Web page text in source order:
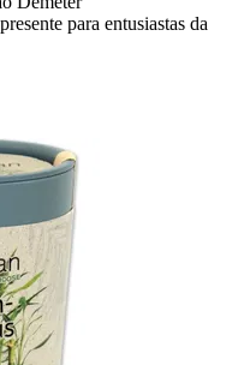
para entusiastas da